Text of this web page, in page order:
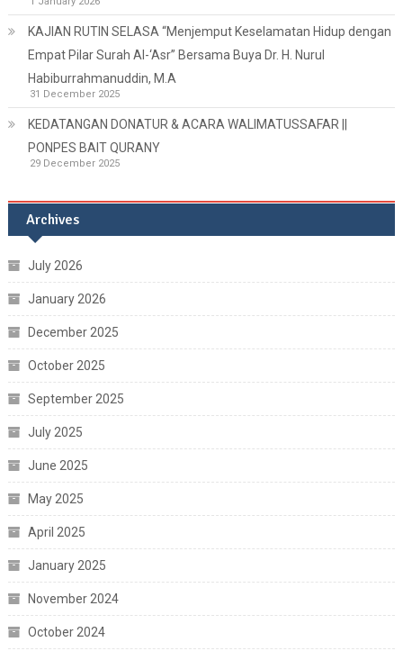
KAJIAN RUTIN SELASA “Menjemput Keselamatan Hidup dengan
Empat Pilar Surah Al-‘Asr” Bersama Buya Dr. H. Nurul
Habiburrahmanuddin, M.A
31 December 2025
KEDATANGAN DONATUR & ACARA WALIMATUSSAFAR ||
PONPES BAIT QURANY
29 December 2025
Archives
July 2026
January 2026
December 2025
October 2025
September 2025
July 2025
June 2025
May 2025
April 2025
January 2025
November 2024
October 2024